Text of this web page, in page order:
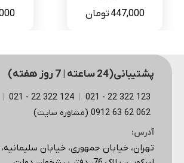
447,000 تومان
پشتیبانی(24 ساعته | 7 روز هفته)
123 322 22 - 021
124 322 22 - 021
062 62 63 0912 (مشاوره سایت)
آدرس:
تهران، خیابان جمهوری، خیابان